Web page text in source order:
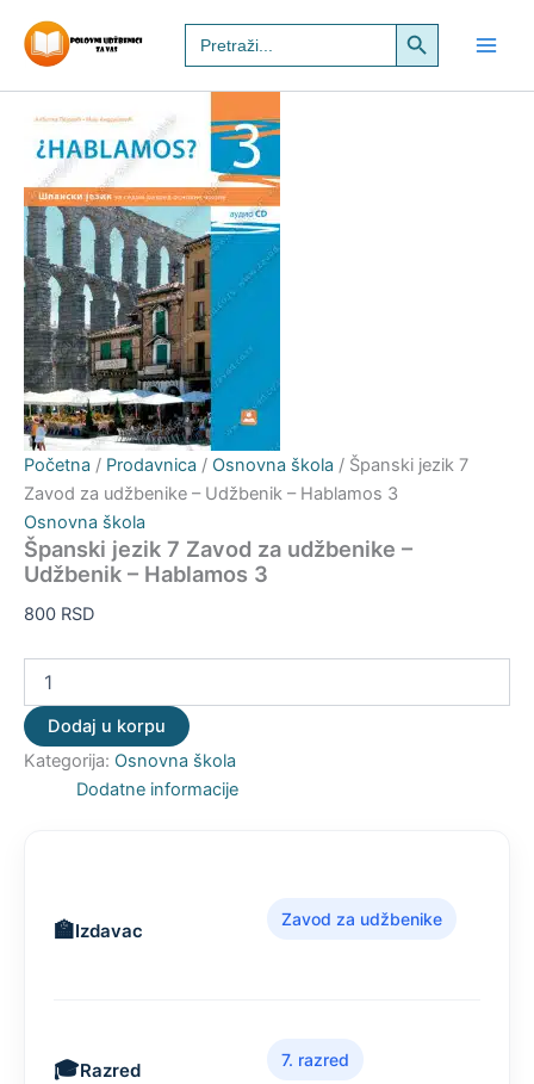
sadržaj
Search
for:
Search Button
Početna / Prodavnica / Osnovna škola / Španski jezik 7
Zavod za udžbenike – Udžbenik – Hablamos 3
Osnovna škola
Španski jezik 7 Zavod za udžbenike –
Udžbenik – Hablamos 3
800 RSD
jezik
7
udžbenike
Udžbenik
–
Hablamos
3
količina
Dodaj u korpu
Kategorija: Osnovna škola
Dodatne informacije
Izdavac
Zavod za udžbenike
Razred
7. razred